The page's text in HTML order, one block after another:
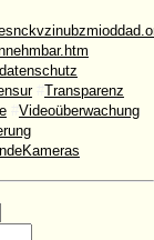
Transparenz
Videoüberwachung